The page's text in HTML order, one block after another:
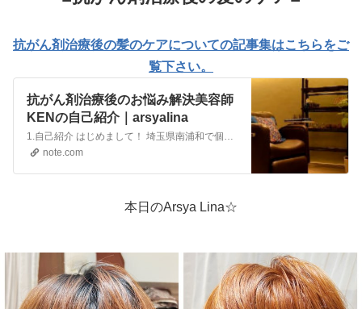
抗がん剤治療後の髪のケアについての記事集はこちらをご
覧下さい。
抗がん剤治療後のお悩み解決美容師
KENの自己紹介｜arsyalina
1.自己紹介 はじめまして！ 埼玉県南浦和で個室美容室を運営しているKENです。 まずは自己紹介をさせていただきますね。 埼玉生まれ、埼玉育ちで、埼玉が大好きな美容師です！ 食べることが大好きで、美味しいものがあれば少し遠くても出かけちゃいます。 旅行も大好きで、長期休暇を取っては旅に出るのが楽しみです。 2.経歴 首都圏で展開している大手美容室で11…
note.com
本日のArsya Lina☆